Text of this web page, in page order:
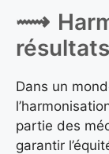
Dans un
partie des
garantir